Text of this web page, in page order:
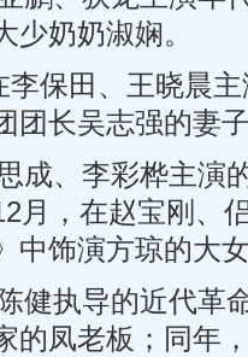
少奶奶淑娴。
保田、王晓晨主
团长吴志强的妻
、李彩桦主演
月，在赵宝刚、
中饰演方琼的大
执导的近代革
的凤老板；同年